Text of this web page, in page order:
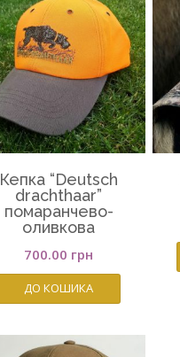
Кепка “Deutsch
drachthaar”
помаранчево-
оливкова
700.00 грн
ДО КОШИКА